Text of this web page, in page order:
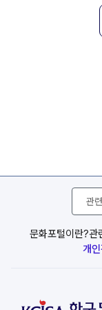
문화포털이란?관
개
관
사
이
트